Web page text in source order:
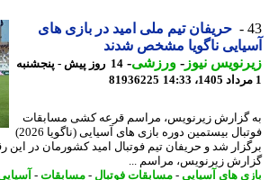
حریفان تیم ملی امید در بازی های
ناگویا مشخص شدند
نیوز-ورزشی-
14 روز پیش - پنجشنبه
81936225
زیرنویس، مراسم قرعه کشی مسابقات
فوتبال بیستمین دوره بازی های آسیایی (ناگویا 2026)
شد و حریفان تیم فوتبال امید کشورمان در این
زیرنویس، مراسم ...
های آسیایی-مسابقات فوتبال-مسابقات-آسیایی-